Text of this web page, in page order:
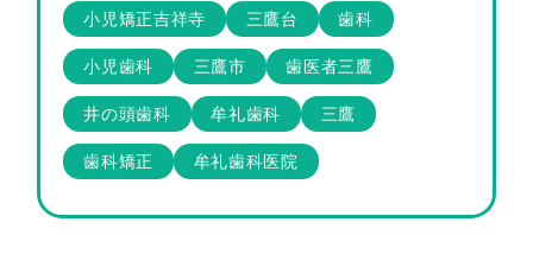
小児矯正吉祥寺 三鷹台 歯科
小児歯科 三鷹市 歯医者三鷹
井の頭歯科 牟礼歯科 三鷹
歯科矯正 牟礼歯科医院